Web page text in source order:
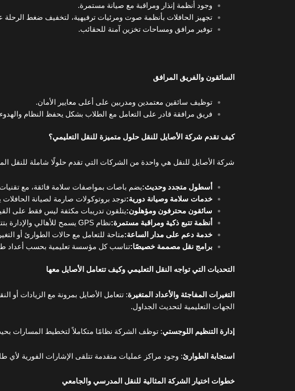
وجود أنظمة إنذار ومراقبة مع صيانة مستمرة.
تجهيز الحافلات بأنظمة صوت ومرئيات ترفيهية، لتخفيف ضغط الرحلة
توفير مرافق ومساحات تخزين آمنة للحقائب.
السائقون والفريق المرافق
توظيف سائقين معتمدين ومدربين على أعلى معايير الأمان.
فريق مرافقة قادر على التعامل مع الطلاب بشكل يحفظ النظام
كيف تقدم شركة الأصايل للنقل حلول متميزة للنقل التعليمي؟
شركة الأصايل للنقل هي واحدة من الشركات التي تقدم حلولًا شاملة للنقل
أسطول متجدد وحديث:يضم باصات بمواصفات سلامة فائقة، مع
خدمات سلامة وصيانة دورية:توجد بروتوكولات صارمة لصيانة
سائقون محترفون ومؤهلون:يتلقون تدريبات مكثفة ليس فقط على
أنظمة تتبع ذكية ومراقبة مستمرة:نظام GPS يسمح للأهالي والإدارة بتتبع حافلات الطلاب بدقة.
خدمة دعم على مدار الساعة:متاحة للتعامل مع حالات الطوارئ أو
برامج نقل مصممة خصيصًا:تناسب كل مؤسسة تعليمية بحسب أعداد
التحديات التي تواجه النقل التعليمي وكيف تتعامل الأصايل معها
التغيرات المفاجئة والأعداد المتغيرة: تتعامل الأصايل بمرونة مع الزيادات أو
الجهات التعليمية لتحديث الجداول.
إدارة التنظيم اللوجستي: توظف الشركة نظامًا متكاملاً لتخطيط المسارات
استجابة الطوارئ: وجود مراكز عمليات متقدمة تتلقى الإشارات الفورية لأي
خطوات اختيار الشركة المثالية للنقل المدرسي والجامعي